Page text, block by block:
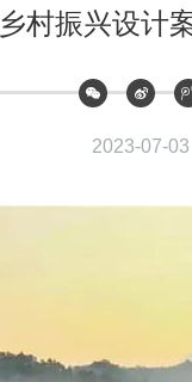
乡村振兴设计
2023-07-03